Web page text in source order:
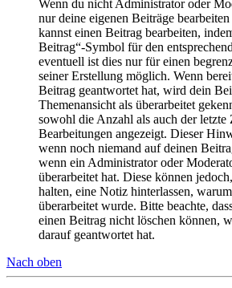
Wenn du nicht Administrator oder
nur deine eigenen Beiträge
kannst einen Beitrag bearbeiten,
Beitrag“-Symbol für den
eventuell ist dies nur für einen
seiner Erstellung möglich. Wenn
Beitrag geantwortet hat, wird dein
Themenansicht als überarbeitet
sowohl die Anzahl als auch der letzte
Bearbeitungen angezeigt. Dieser
wenn noch niemand auf deinen
wenn ein Administrator oder
überarbeitet hat. Diese können
halten, eine Notiz hinterlassen,
überarbeitet wurde. Bitte beachte,
einen Beitrag nicht löschen können,
darauf geantwortet hat.
Nach oben